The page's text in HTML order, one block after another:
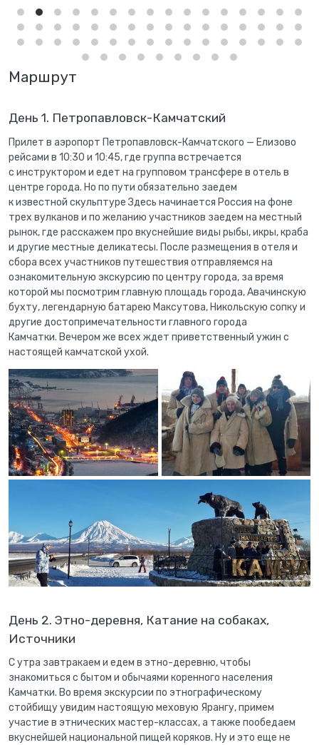
Маршрут
День 1. Петропавловск-Камчатский
Прилет в аэропорт Петропавловск-Камчатского — Елизово
рейсами в 10:30 и 10:45, где группа встречается
с инструктором и едет на групповом трансфере в отель в
центре города. Но по пути обязательно заедем
к известной скульптуре Здесь начинается Россия на фоне
трех вулканов и по желанию участников заедем на местный
рынок, где расскажем про вкуснейшие виды рыбы, икры, краба
и другие местные деликатесы. После размещения в отеля и
сбора всех участников путешествия отправляемся на
ознакомительную экскурсию по центру города, за время
которой мы посмотрим главную площадь города, Авачинскую
бухту, легендарную батарею Максутова, Никольскую сопку и
другие достопримечательности главного города
Камчатки. Вечером же всех ждет приветственный ужин с
настоящей камчатской ухой.
День 2. Этно-деревня, Катание на собаках,
Источники
С утра завтракаем и едем в этно-деревню, чтобы
знакомиться с бытом и обычаями коренного населения
Камчатки. Во время экскурсии по этнографическому
стойбищу увидим настоящую меховую Ярангу, примем
участие в этнических мастер-классах, а также пообедаем
вкуснейшей национальной пищей коряков. Ну и это еще не